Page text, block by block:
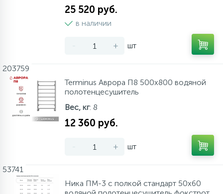
25 520 руб.
в наличии
- + шт
203759
Terminus Аврора П8 500х800 водяной
полотенцесушитель
Вес, кг: 8
12 360 руб.
- + шт
53741
Ника ПМ-3 с полкой стандарт 50х60